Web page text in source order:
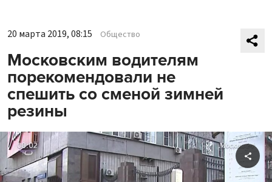
20 марта 2019, 08:15 Общество
Московским водителям
порекомендовали не
спешить со сменой зимней
резины